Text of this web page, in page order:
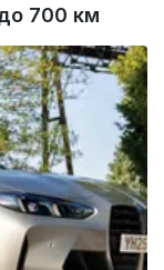
700 км